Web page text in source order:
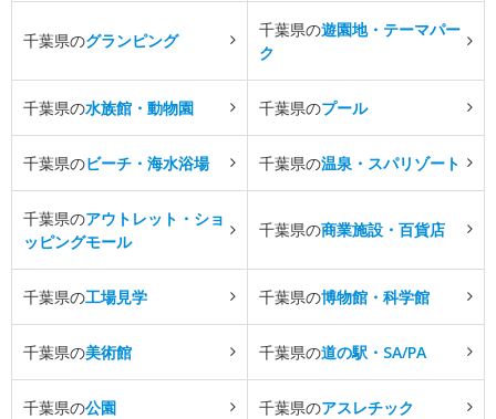
千葉県のグランピング
千葉県の遊園地・テーマパー
ク
千葉県の水族館・動物園 千葉県のプール
千葉県のビーチ・海水浴場 千葉県の温泉・スパリゾート
千葉県のアウトレット・ショ
ッピングモール
千葉県の商業施設・百貨店
千葉県の工場見学 千葉県の博物館・科学館
千葉県の美術館 千葉県の道の駅・SA/PA
千葉県の公園 千葉県のアスレチック